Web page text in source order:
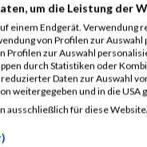
Kratschmayr
Fahrenfeld
Schmidt
Bieber
Pingel
um die Leistung der
einem Endgerät. Verwendung
von Profilen zur
Profilen zur Auswahl
durch Statistiken oder
Daten zur Auswahl
weitergegeben und in die USA
ausschließlich für diese